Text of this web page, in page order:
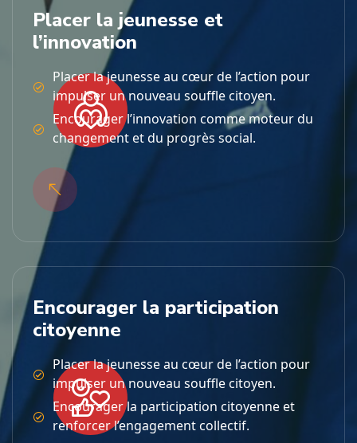
Placer la jeunesse et
l’innovation
Placer la jeunesse au cœur de l’action pour
impulser un nouveau souffle citoyen.
Encourager l’innovation comme moteur du
changement et du progrès social.
Encourager la participation
citoyenne
Placer la jeunesse au cœur de l’action pour
impulser un nouveau souffle citoyen.
Encourager la participation citoyenne et
renforcer l’engagement collectif.